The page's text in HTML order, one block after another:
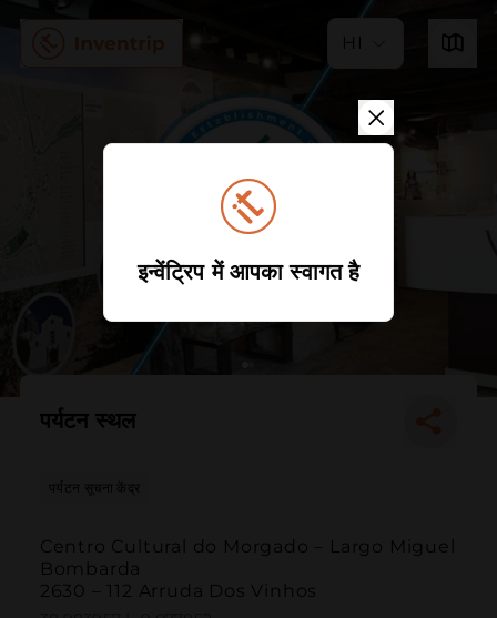
HI
पर्यटन स्थल
पर्यटन सूचना केंद्र
Centro Cultural do Morgado – Largo Miguel
Bombarda
2630 – 112 Arruda Dos Vinhos
इन्वेंट्रिप में आपका स्वागत है